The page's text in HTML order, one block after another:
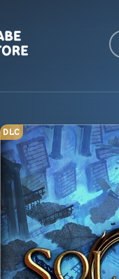
DLC